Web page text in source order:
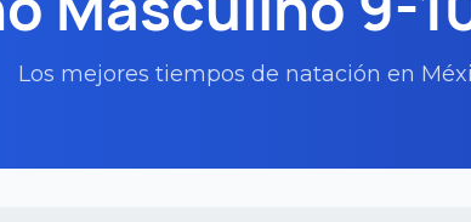
Los mejores tiempos de natación en